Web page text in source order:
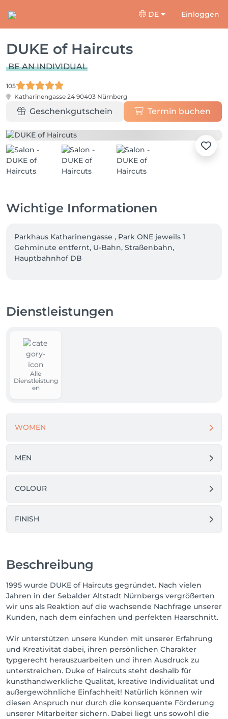
DE Einloggen
DUKE of Haircuts
BE AN INDIVIDUAL
105
Katharinengasse 24 90403 Nürnberg
Geschenkgutschein Termin buchen
Wichtige Informationen
Parkhaus Katharinengasse , Park ONE jeweils 1
Gehminute entfernt, U-Bahn, Straßenbahn,
Hauptbahnhof DB
Dienstleistungen
Alle
Dienstleistung
en
WOMEN
MEN
COLOUR
FINISH
Beschreibung
1995 wurde DUKE of Haircuts gegründet. Nach vielen
Jahren in der Sebalder Altstadt Nürnbergs vergrößerten
wir uns als Reaktion auf die wachsende Nachfrage unserer
Kunden, nach dem einfachen und perfekten Haarschnitt.
Wir unterstützen unsere Kunden mit unserer Erfahrung
und Kreativität dabei, ihren persönlichen Charakter
typgerecht herauszuarbeiten und ihren Ausdruck zu
unterstreichen. Duke of Haircuts steht deshalb für
kunsthandwerkliche Qualität, kreative Individualität und
außergewöhnliche Einfachheit! Natürlich können wir
diesen Anspruch nur durch die konsequente Förderung
unserer Mitarbeiter sichern. Dabei liegt uns sowohl die